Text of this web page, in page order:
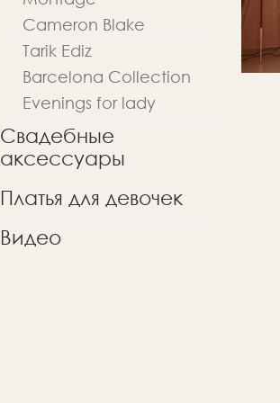
Cameron Blake
Tarik Ediz
Barcelona Collection
Evenings for lady
Свадебные
аксессуары
Платья для девочек
Видео